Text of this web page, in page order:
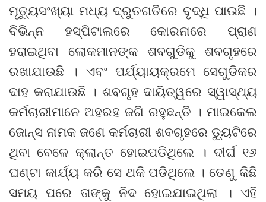
ମୃତ୍ୟୁସଂଖ୍ୟା ମଧ୍ୟ ଦ୍ରୁତଗତିରେ ବୃଦ୍ଧି ପାଉଛି ।
ବିଭିନ୍ନ ହସ୍ପିଟାଲରେ କୋରନାରେ ପ୍ରାଣ
ହରାଇଥିବା ଲୋକମାନଙ୍କ ଶବଗୁଡିକୁ ଶବଗୃହରେ
ରଖାଯାଉଛି । ଏବଂ ପର୍ଯ୍ୟାୟକ୍ରମେ ସେଗୁଡିକର
ଦାହ କରାଯାଉଛି । ଶବଗୃହ ଦାୟିତ୍ୱରେ ସ୍ୱାସ୍ଥ୍ୟ
କର୍ମଚାରୀମାନେ ଅହରହ ଜଗି ରହୁଛନ୍ତି । ମାଇକେଲ
ଜୋନ୍ସ ନାମକ ଜଣେ କର୍ମଚାରୀ ଶବଗୃହରେ ଡ୍ୟୁଟିରେ
ଥିବା ବେଳେ କ୍ଲାନ୍ତ ହୋଇପଡିଥିଲେ । ଦୀର୍ଘ ୧୬
ଘଣ୍ଟା କାର୍ଯ୍ୟ କରି ସେ ଥକି ପଡିଥିଲେ । ତେଣୁ କିଛି
ସମୟ ପରେ ତାଙ୍କୁ ନିଦ ହୋଇଯାଇଥିଲା । ଏହି